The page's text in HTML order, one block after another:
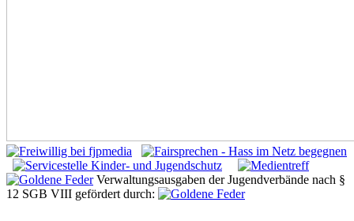
Verwaltungsausgaben der Jugendverbände nach §
12 SGB VIII gefördert durch: